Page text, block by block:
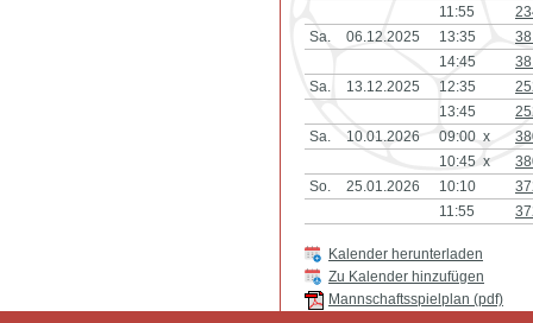
11:55
Sa.
06.12.2025 13:35
14:45
Sa.
13.12.2025 12:35
13:45
Sa.
10.01.2026 09:00 x
10:45 x
So.
25.01.2026 10:10
11:55
Kalender herunterladen
Zu Kalender hinzufügen
Mannschaftsspielplan (pdf)